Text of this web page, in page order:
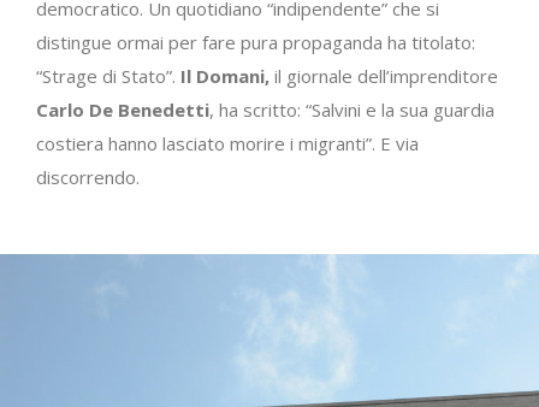
democratico. Un quotidiano “indipendente” che si
distingue ormai per fare pura propaganda ha titolato:
“Strage di Stato”. Il Domani, il giornale dell’imprenditore
Carlo De Benedetti, ha scritto: “Salvini e la sua guardia
costiera hanno lasciato morire i migranti”. E via
discorrendo.